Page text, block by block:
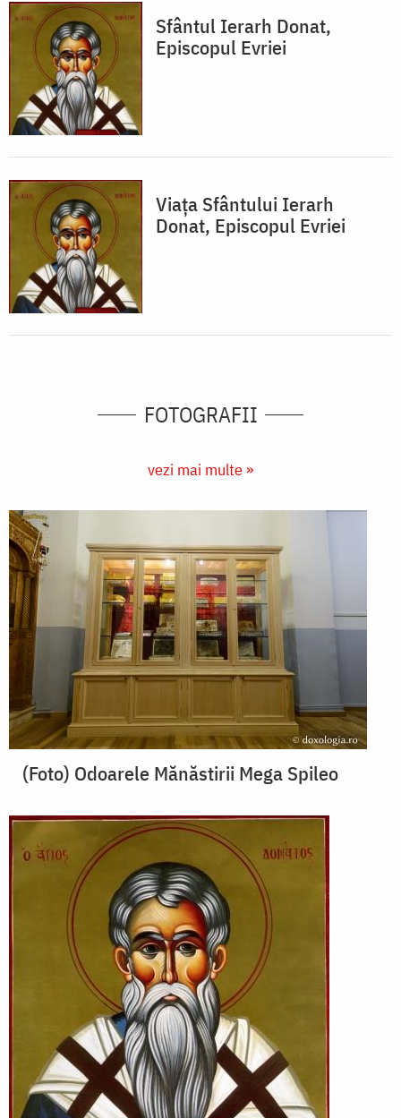
Sfântul Ierarh Donat,
Episcopul Evriei
Viața Sfântului Ierarh
Donat, Episcopul Evriei
FOTOGRAFII
vezi mai multe »
(Foto) Odoarele Mănăstirii Mega Spileo